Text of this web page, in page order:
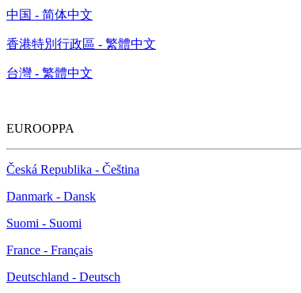
中国 - 简体中文
香港特別行政區 - 繁體中文
台灣 - 繁體中文
EUROOPPA
Česká Republika - Čeština
Danmark - Dansk
Suomi - Suomi
France - Français
Deutschland - Deutsch